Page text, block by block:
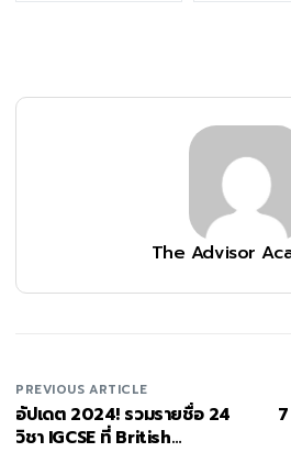
The Advisor
PREVIOUS ARTICLE
อัปเดต 2024! รวมรายชื่อ 24
วิชา IGCSE ที่ British